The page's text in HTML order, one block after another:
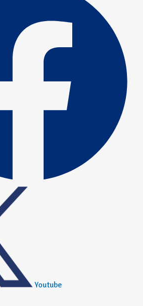
Youtube